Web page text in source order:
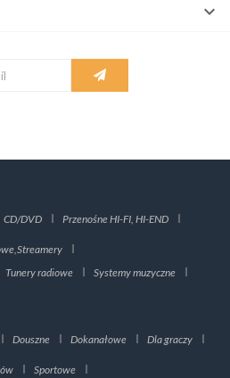

CD/DVD Przenośne HI-FI, HI-END
Tunery radiowe
Systemy muzyczne
Douszne Dokanałowe Dla graczy
Sportowe